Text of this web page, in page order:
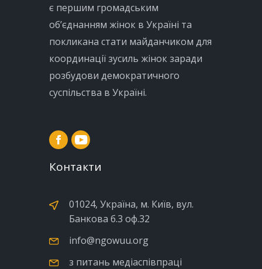
є першим громадським
об’єднанням жінок в Україні та
покликана стати майданчиком для
координації зусиль жінок заради
розбудови демократичного
суспільства в Україні.
Контакти
01024, Україна, м. Київ, вул.
Банкова б.3 оф.32
info@ngowuu.org
з питань медіаспівпраці